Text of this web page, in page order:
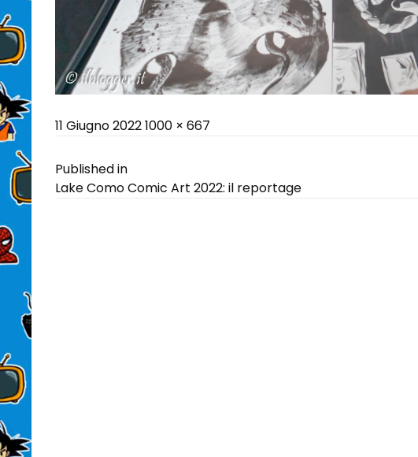
Posted
11 Giugno 2022Full
1000 × 667
Navigazione
Published in
Lake Como Comic Art 2022: il reportage